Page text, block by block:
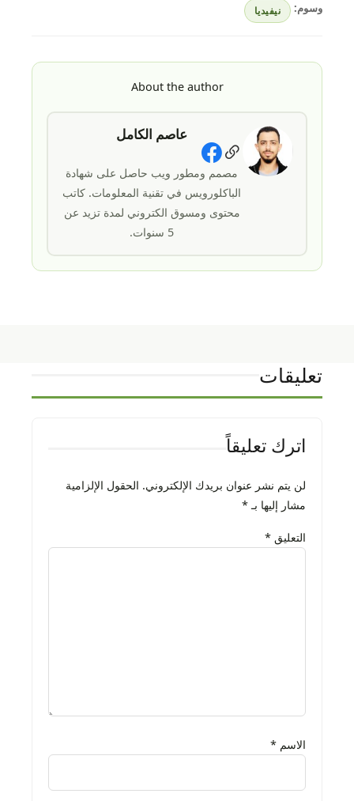
وسوم: نيفيديا
About the author
عاصم الكامل
Social Links
مصمم ومطور ويب حاصل على شهادة
الباكلورويس في تقنية المعلومات. كاتب
محتوى ومسوق الكتروني لمدة تزيد عن
5 سنوات.
تعليقات
اترك تعليقاً
لن يتم نشر عنوان بريدك الإلكتروني. الحقول الإلزامية
مشار إليها بـ*
التعليق *
الاسم *